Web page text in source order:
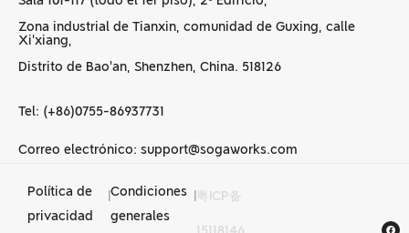
Zona industrial de Tianxin, comunidad de Guxing, calle
Xi'xiang,
Distrito de Bao'an, Shenzhen, China. 518126
Tel: (+86)0755-86937731
Correo electrónico: support@sogaworks.com
Política de
privacidad
|Condiciones
generales
粤ICP备